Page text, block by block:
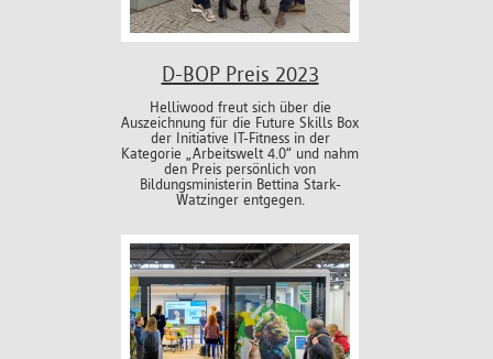
D-BOP Preis 2023
Helliwood freut sich über die
Auszeichnung für die Future Skills Box
der Initiative IT-Fitness in der
Kategorie „Arbeitswelt 4.0“ und nahm
den Preis persönlich von
Bildungsministerin Bettina Stark-
Watzinger entgegen.